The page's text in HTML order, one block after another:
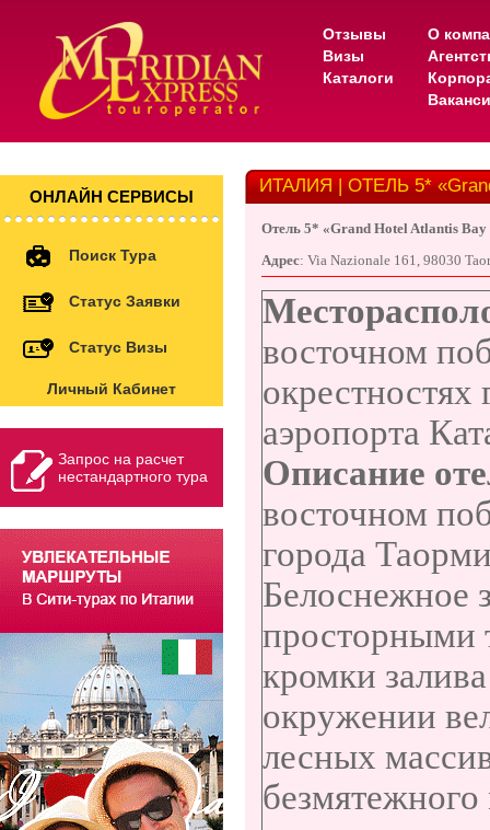
Отзывы
Визы
Каталоги
О
ОНЛАЙН СЕРВИСЫ
Поиск Тура
Статус Заявки
Статус Визы
Личный Кабинет
Запрос на расчет
нестандартного тура
ИТАЛИЯ | ОТЕЛЬ 5*
Отель 5* «Grand Hotel Atlantis
Адрес: Via Nazionale 161, 98030
восточном
аэропорта
Описание
восточном
города
Белоснежное
просторными
кромки
окружении
лесных
безмятежного